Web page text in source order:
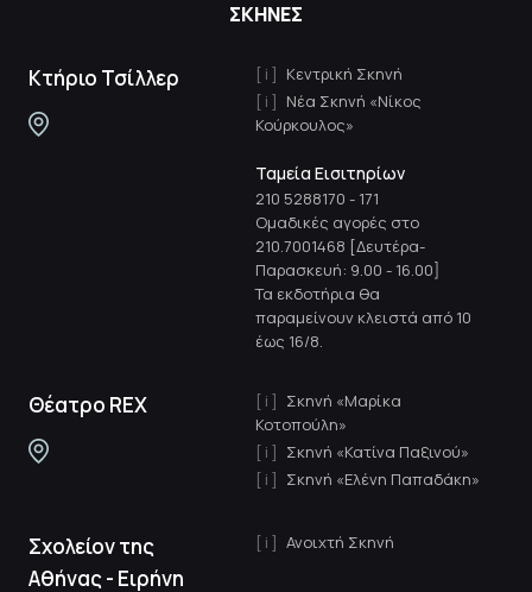
ΣΚΗΝΕΣ
Κτήριο Τσίλλερ
Κεντρική Σκηνή
Νέα Σκηνή «Νίκος
Κούρκουλος»
Ταμεία Εισιτηρίων
210 5288170 - 171
Ομαδικές αγορές στο
210.7001468 [Δευτέρα-
Παρασκευή: 9.00 - 16.00]
Τα εκδοτήρια θα
παραμείνουν κλειστά από 10
έως 16/8.
Θέατρο REX
Σκηνή «Μαρίκα
Κοτοπούλη»
Σκηνή «Κατίνα Παξινού»
Σκηνή «Ελένη Παπαδάκη»
Σχολείον της
Αθήνας - Ειρήνη
Ανοιχτή Σκηνή